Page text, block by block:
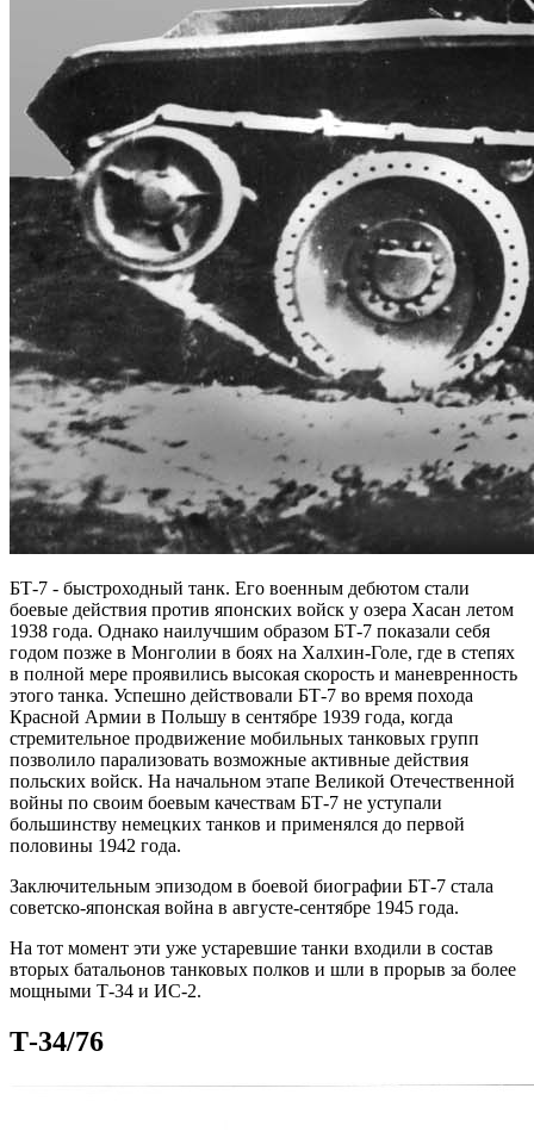
БТ-7 - быстроходный танк. Его военным дебютом стали
боевые действия против японских войск у озера Хасан летом
1938 года. Однако наилучшим образом БТ-7 показали себя
годом позже в Монголии в боях на Халхин-Голе, где в степях
в полной мере проявились высокая скорость и маневренность
этого танка. Успешно действовали БТ-7 во время похода
Красной Армии в Польшу в сентябре 1939 года, когда
стремительное продвижение мобильных танковых групп
позволило парализовать возможные активные действия
польских войск. На начальном этапе Великой Отечественной
войны по своим боевым качествам БТ-7 не уступали
большинству немецких танков и применялся до первой
половины 1942 года.
Заключительным эпизодом в боевой биографии БТ-7 стала
советско-японская война в августе-сентябре 1945 года.
На тот момент эти уже устаревшие танки входили в состав
вторых батальонов танковых полков и шли в прорыв за более
мощными Т-34 и ИС-2.
Т-34/76